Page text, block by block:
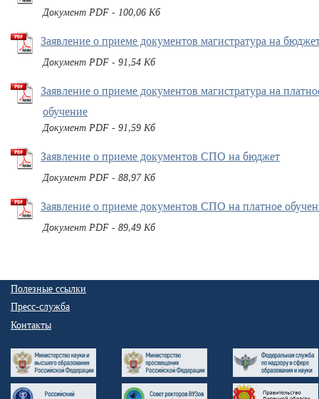
Документ PDF - 100,06 Кб
Заявление о приеме документов магистратура на
Документ PDF - 91,54 Кб
Заявление о приеме документов магистратура на
обучение
Документ PDF - 91,59 Кб
Заявление о приеме документов СПО на бюджет
Документ PDF - 88,97 Кб
Заявление о приеме документов СПО на платное
Документ PDF - 89,49 Кб
Полезные ссылки
Пресс-служба
Контакты